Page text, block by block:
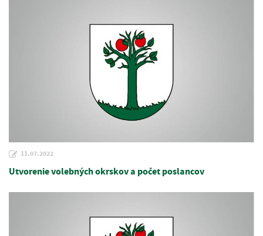
11.07.2022
Utvorenie volebných okrskov a počet poslancov